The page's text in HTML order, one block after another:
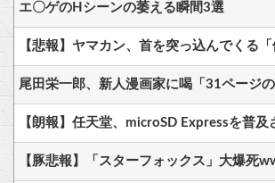
エ〇ゲのHシーンの萎える瞬間3選
【朗報】任天堂、microSD Expressを普
【豚悲報】「スターフォックス」大爆死